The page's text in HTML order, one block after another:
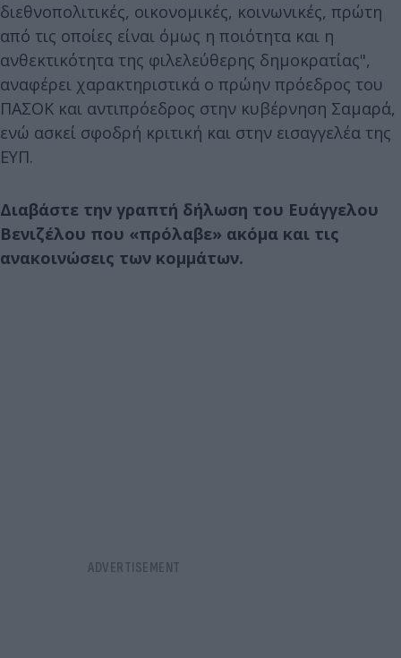
διεθνοπολιτικές, οικονομικές, κοινωνικές, πρώτη
από τις οποίες είναι όμως η ποιότητα και η
ανθεκτικότητα της φιλελεύθερης δημοκρατίας",
αναφέρει χαρακτηριστικά ο πρώην πρόεδρος του
ΠΑΣΟΚ και αντιπρόεδρος στην κυβέρνηση Σαμαρά,
ενώ ασκεί σφοδρή κριτική και στην εισαγγελέα της
ΕΥΠ.
Διαβάστε την γραπτή δήλωση του Ευάγγελου
Βενιζέλου που «πρόλαβε» ακόμα και τις
ανακοινώσεις των κομμάτων.